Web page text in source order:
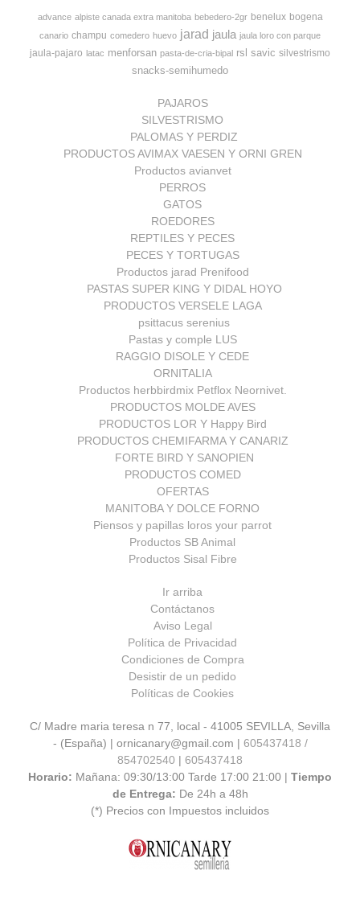
advance alpiste canada extra manitoba bebedero-2gr benelux bogena
canario champu comedero huevo jarad jaula jaula loro con parque
jaula-pajaro latac menforsan pasta-de-cria-bipal rsl savic silvestrismo
snacks-semihumedo
PAJAROS
SILVESTRISMO
PALOMAS Y PERDIZ
PRODUCTOS AVIMAX VAESEN Y ORNI GREN
Productos avianvet
PERROS
GATOS
ROEDORES
REPTILES Y PECES
PECES Y TORTUGAS
Productos jarad Prenifood
PASTAS SUPER KING Y DIDAL HOYO
PRODUCTOS VERSELE LAGA
psittacus serenius
Pastas y comple LUS
RAGGIO DISOLE Y CEDE
ORNITALIA
Productos herbbirdmix Petflox Neornivet.
PRODUCTOS MOLDE AVES
PRODUCTOS LOR Y Happy Bird
PRODUCTOS CHEMIFARMA Y CANARIZ
FORTE BIRD Y SANOPIEN
PRODUCTOS COMED
OFERTAS
MANITOBA Y DOLCE FORNO
Piensos y papillas loros your parrot
Productos SB Animal
Productos Sisal Fibre
Ir arriba
Contáctanos
Aviso Legal
Política de Privacidad
Condiciones de Compra
Desistir de un pedido
Políticas de Cookies
C/ Madre maria teresa n 77, local - 41005 SEVILLA, Sevilla
- (España) | ornicanary@gmail.com | 605437418 /
854702540 | 605437418
Horario: Mañana: 09:30/13:00 Tarde 17:00 21:00 | Tiempo
de Entrega: De 24h a 48h
(*) Precios con Impuestos incluidos